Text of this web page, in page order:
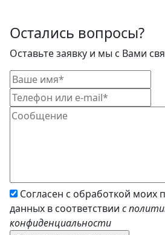
Остались вопросы?
Оставьте заявку и мы с Вами
Согласен с обработкой моих
данных в соответствии с
конфиденциальности